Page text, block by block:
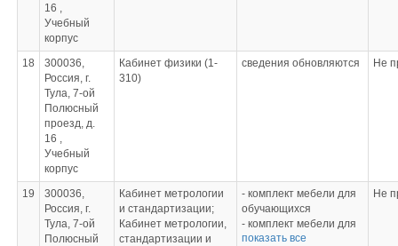
стенды
заданий
Комплект
дидактических
материалов
измерительные
материалы
16 ,
Учебный
корпус
18
300036,
Россия, г.
Тула, 7-ой
Полюсный
проезд, д.
16 ,
Учебный
корпус
Кабинет физики (1-
310)
сведения обновляются Не
19
300036,
Россия, г.
Тула, 7-ой
Полюсный
Кабинет метрологии
и стандартизации;
Кабинет метрологии,
стандартизации и
- комплект мебели для
обучающихся
- комплект мебели для
преподавателя
показать все
Не